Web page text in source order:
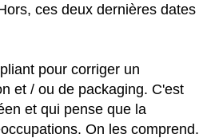
ces deux dernières dates
pour corriger un
et / ou de packaging. C'est
et qui pense que la
On les comprend.